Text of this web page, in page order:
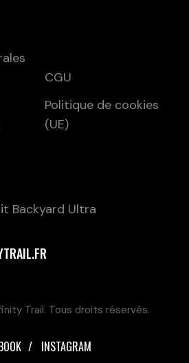
CGU
Politique de cookies
(UE)
Backyard Ultra
Trail. Tous droits réservés.
INSTAGRAM